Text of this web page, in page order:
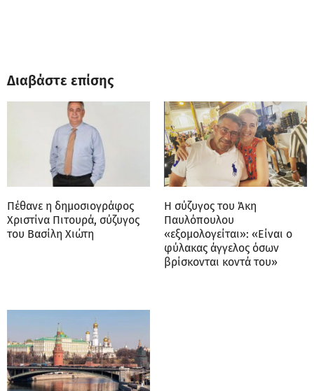
Διαβάστε επίσης
Πέθανε η δημοσιογράφος
Χριστίνα Πιτουρά, σύζυγος
του Βασίλη Χιώτη
Η σύζυγος του Άκη
Παυλόπουλου
«εξομολογείται»: «Είναι ο
φύλακας άγγελος όσων
βρίσκονται κοντά του»